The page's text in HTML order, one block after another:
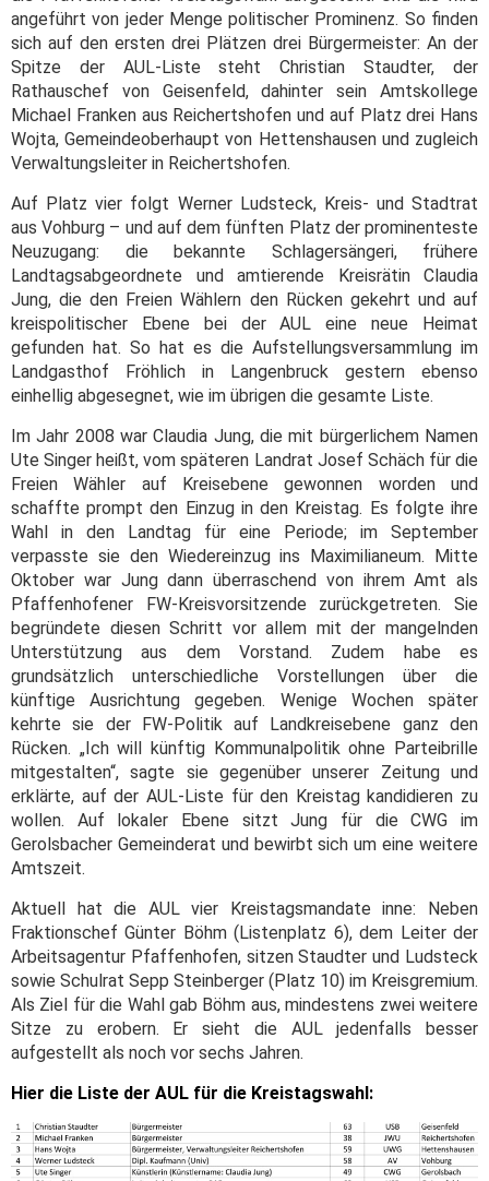
angeführt von jeder Menge politischer Prominenz. So finden
sich auf den ersten drei Plätzen drei Bürgermeister: An der
Spitze der AUL-Liste steht Christian Staudter, der
Rathauschef von Geisenfeld, dahinter sein Amtskollege
Michael Franken aus Reichertshofen und auf Platz drei Hans
Wojta, Gemeindeoberhaupt von Hettenshausen und zugleich
Verwaltungsleiter in Reichertshofen.
Auf Platz vier folgt Werner Ludsteck, Kreis- und Stadtrat
aus Vohburg – und auf dem fünften Platz der prominenteste
Neuzugang: die bekannte Schlagersängeri, frühere
Landtagsabgeordnete und amtierende Kreisrätin Claudia
Jung, die den Freien Wählern den Rücken gekehrt und auf
kreispolitischer Ebene bei der AUL eine neue Heimat
gefunden hat. So hat es die Aufstellungsversammlung im
Landgasthof Fröhlich in Langenbruck gestern ebenso
einhellig abgesegnet, wie im übrigen die gesamte Liste.
Im Jahr 2008 war Claudia Jung, die mit bürgerlichem Namen
Ute Singer heißt, vom späteren Landrat Josef Schäch für die
Freien Wähler auf Kreisebene gewonnen worden und
schaffte prompt den Einzug in den Kreistag. Es folgte ihre
Wahl in den Landtag für eine Periode; im September
verpasste sie den Wiedereinzug ins Maximilianeum. Mitte
Oktober war Jung dann überraschend von ihrem Amt als
Pfaffenhofener FW-Kreisvorsitzende zurückgetreten. Sie
begründete diesen Schritt vor allem mit der mangelnden
Unterstützung aus dem Vorstand. Zudem habe es
grundsätzlich unterschiedliche Vorstellungen über die
künftige Ausrichtung gegeben. Wenige Wochen später
kehrte sie der FW-Politik auf Landkreisebene ganz den
Rücken. „Ich will künftig Kommunalpolitik ohne Parteibrille
mitgestalten“, sagte sie gegenüber unserer Zeitung und
erklärte, auf der AUL-Liste für den Kreistag kandidieren zu
wollen. Auf lokaler Ebene sitzt Jung für die CWG im
Gerolsbacher Gemeinderat und bewirbt sich um eine weitere
Amtszeit.
Aktuell hat die AUL vier Kreistagsmandate inne: Neben
Fraktionschef Günter Böhm (Listenplatz 6), dem Leiter der
Arbeitsagentur Pfaffenhofen, sitzen Staudter und Ludsteck
sowie Schulrat Sepp Steinberger (Platz 10) im Kreisgremium.
Als Ziel für die Wahl gab Böhm aus, mindestens zwei weitere
Sitze zu erobern. Er sieht die AUL jedenfalls besser
aufgestellt als noch vor sechs Jahren.
Hier die Liste der AUL für die Kreistagswahl: